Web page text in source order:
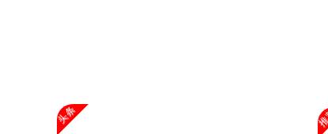
内蒙古自治区通辽市科尔沁区
内蒙古自治区乌海市海勃湾区
内蒙古自治区乌兰察布市集宁
山西省大同市平城区迎宾街欧
头条